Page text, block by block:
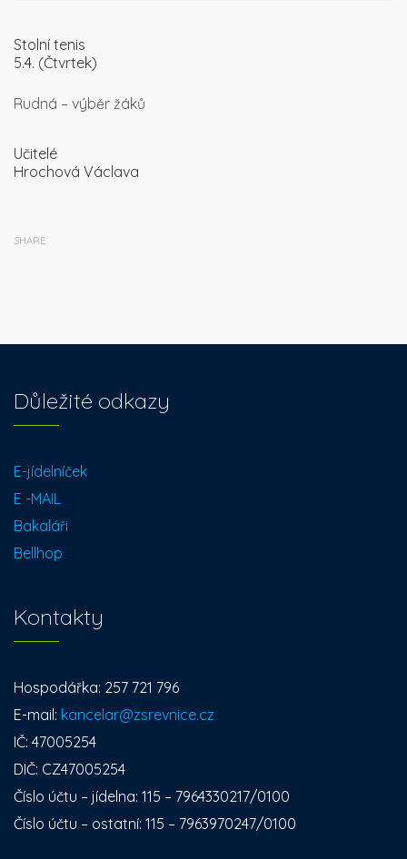
Stolní tenis
5.4. (Čtvrtek)
Rudná – výběr žáků
Učitelé
Hrochová Václava
SHARE
Důležité odkazy
E-jídelníček
E -MAIL
Bakaláři
Bellhop
Kontakty
Hospodářka: 257 721 796
E-mail: kancelar@zsrevnice.cz
IČ: 47005254
DIČ: CZ47005254
Číslo účtu – jídelna: 115 – 7964330217/0100
Číslo účtu – ostatní: 115 – 7963970247/0100